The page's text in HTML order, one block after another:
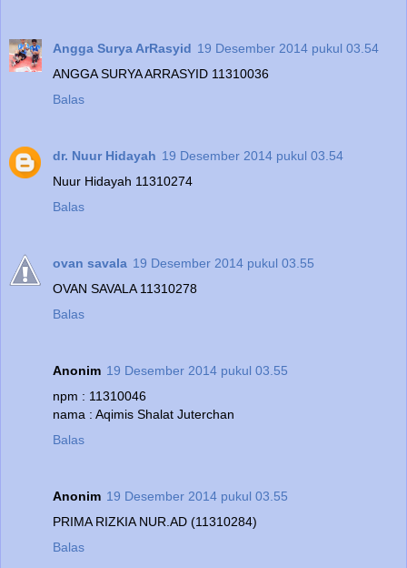
Angga Surya ArRasyid 19 Desember 2014 pukul 03.54
ANGGA SURYA ARRASYID 11310036
Balas
dr. Nuur Hidayah 19 Desember 2014 pukul 03.54
Nuur Hidayah 11310274
Balas
ovan savala 19 Desember 2014 pukul 03.55
OVAN SAVALA 11310278
Balas
Anonim 19 Desember 2014 pukul 03.55
npm : 11310046
nama : Aqimis Shalat Juterchan
Balas
Anonim 19 Desember 2014 pukul 03.55
PRIMA RIZKIA NUR.AD (11310284)
Balas